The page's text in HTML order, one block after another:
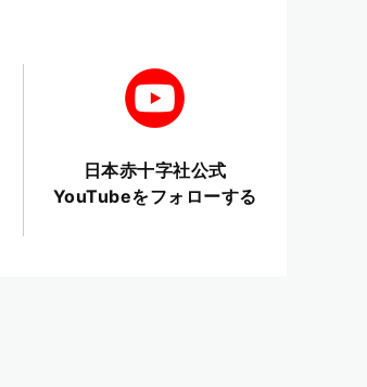
日本赤十字社公式
YouTubeをフォローする